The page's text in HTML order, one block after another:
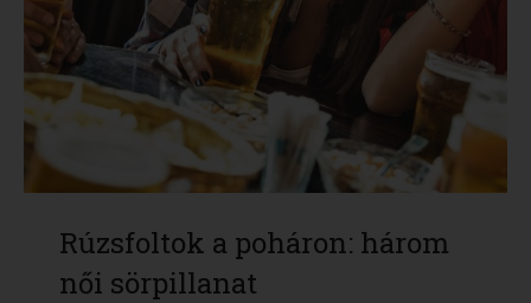
Rúzsfoltok a poháron: három
női sörpillanat